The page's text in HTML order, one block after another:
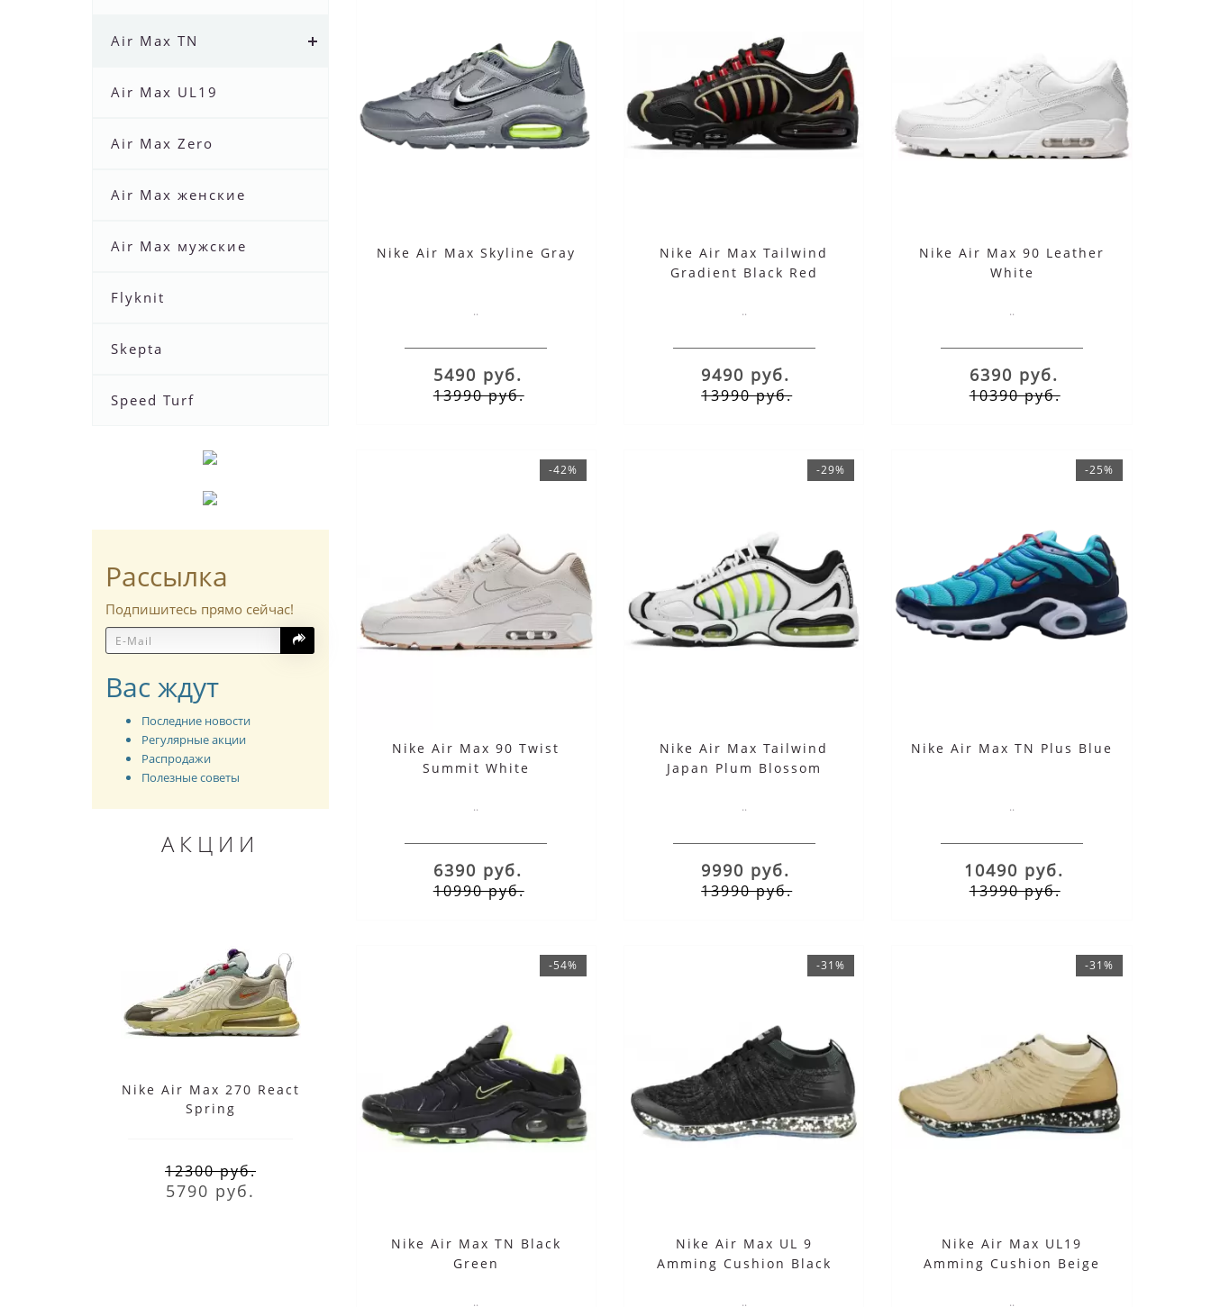
Air Max TN
Air Max UL19
Air Max Zero
Air Max женские
Air Max мужские
Flyknit
Skepta
Speed Turf
Рассылка
Подпишитесь прямо сейчас!
Вас ждут
Последние новости
Регулярные акции
Распродажи
Полезные советы
АКЦИИ
Nike Air Max 270 React
Spring
12300 руб.
5790 руб.
Nike Adapt Auto Max
Motherboard
Nike Air Barrage черные с
белым
Nike Air Hot Step Air Terra
Black
Nike Air Max Skyline Gray
..
5490 руб.
13990 руб.
Nike Air Max Tailwind
Gradient Black Red
..
9490 руб.
13990 руб.
Nike Air Max 90 Leather
White
..
6390 руб.
10390 руб.
-42%
Nike Air Max 90 Twist
Summit White
..
6390 руб.
10990 руб.
-29%
Nike Air Max Tailwind
Japan Plum Blossom
..
9990 руб.
13990 руб.
-25%
Nike Air Max TN Plus Blue
..
10490 руб.
13990 руб.
-54%
Nike Air Max TN Black
Green
..
-31%
Nike Air Max UL 9
Amming Cushion Black
..
-31%
Nike Air Max UL19
Amming Cushion Beige
..